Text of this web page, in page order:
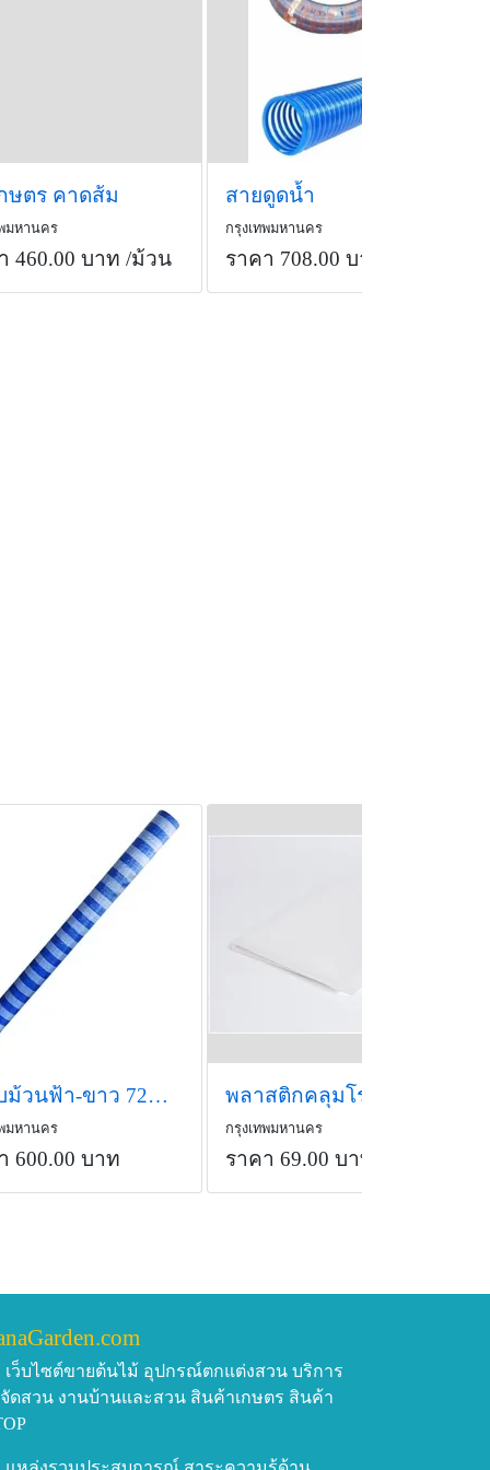
ษตร คาดส้ม
มหานคร
460.00 บาท /ม้วน
สายดูดน้ำ
กรุงเทพมหานคร
ราคา 708.00 บาท
ผ้าใบม้วนฟ้า-ขาว 72&quot; x 50 หลา ราคาพิเศษ
มหานคร
600.00 บาท
กรุงเทพมหานคร
ราคา 69.00 บาท
เว็บไซต์ขายต้นไม้ อุปกรณ์ตกแต่งสวน บริการ
ดสวน งานบ้านและสวน สินค้าเกษตร สินค้า